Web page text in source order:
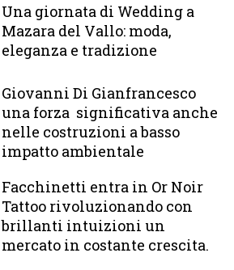
Una giornata di Wedding a
Mazara del Vallo: moda,
eleganza e tradizione
Giovanni Di Gianfrancesco
una forza significativa anche
nelle costruzioni a basso
impatto ambientale
Facchinetti entra in Or Noir
Tattoo rivoluzionando con
brillanti intuizioni un
mercato in costante crescita.